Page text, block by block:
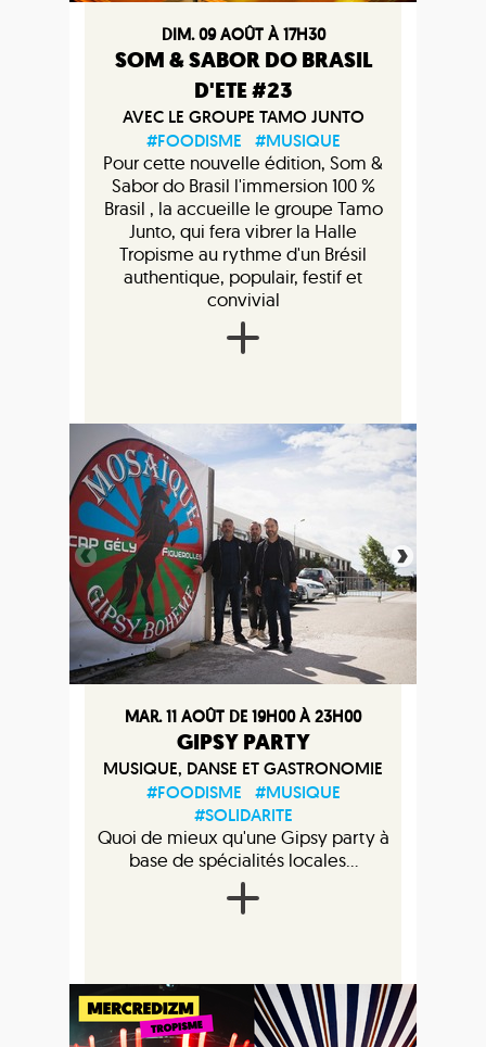
DIM. 09 AOÛT À 17H30
SOM & SABOR DO BRASIL
D'ETE #23
AVEC LE GROUPE TAMO JUNTO
#FOODISME
#MUSIQUE
Pour cette nouvelle édition, Som &
Sabor do Brasil l'immersion 100 %
Brasil , la accueille le groupe Tamo
Junto, qui fera vibrer la Halle
Tropisme au rythme d'un Brésil
authentique, populair, festif et
convivial
MAR. 11 AOÛT DE 19H00 À 23H00
GIPSY PARTY
MUSIQUE, DANSE ET GASTRONOMIE
#FOODISME
#MUSIQUE
#SOLIDARITE
Quoi de mieux qu'une Gipsy party à
base de spécialités locales...